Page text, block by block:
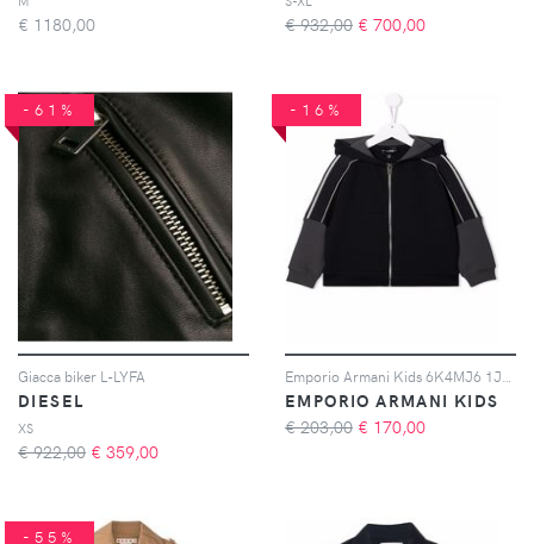
€ 1180,00 € 932,00 € 700,00
-61%
Giacca biker L-LYFA
DIESEL
XS
€ 922,00 € 359,00
-16%
EMPORIO ARMANI KIDS
€ 203,00 € 170,00
-55%